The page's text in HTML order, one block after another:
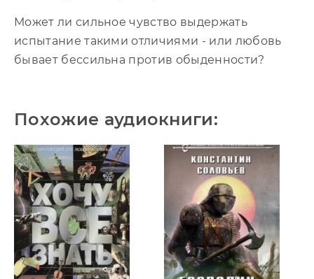
Может ли сильное чувство выдержать
испытание такими отличиями - или любовь
бывает бессильна против обыденности?
Похожие аудиокниги: